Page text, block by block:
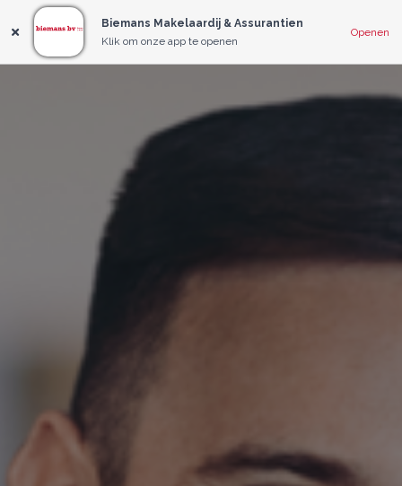
Biemans Makelaardij & Assurantien
Klik om onze app te openen
Openen